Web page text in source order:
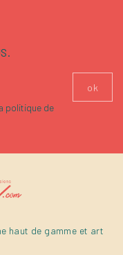
politique de
haut de gamme et art